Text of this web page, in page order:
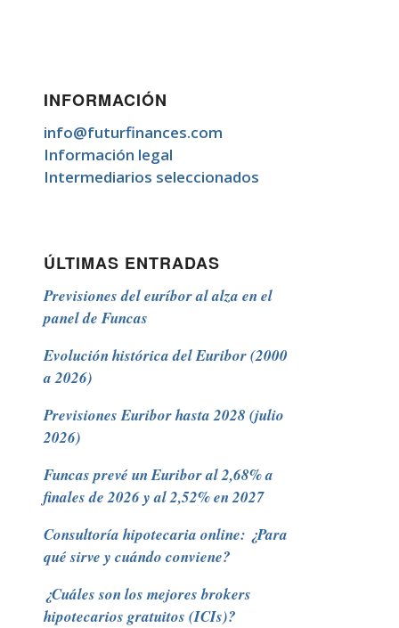
INFORMACIÓN
info@futurfinances.com
Información legal
Intermediarios seleccionados
ÚLTIMAS ENTRADAS
Previsiones del euríbor al alza en el
panel de Funcas
Evolución histórica del Euribor (2000
a 2026)
Previsiones Euribor hasta 2028 (julio
2026)
Funcas prevé un Euribor al 2,68% a
finales de 2026 y al 2,52% en 2027
Consultoría hipotecaria online: ¿Para
qué sirve y cuándo conviene?
¿Cuáles son los mejores brokers
hipotecarios gratuitos (ICIs)?